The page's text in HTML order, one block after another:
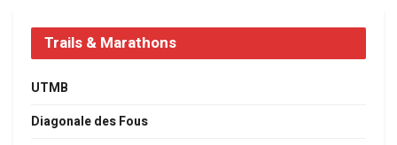
Trails & Marathons
UTMB
Diagonale des Fous